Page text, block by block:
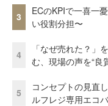
3
ECのKPIで一喜一
い役割分担〜
4
「なぜ売れた？」
む、現場の声を“良
5
コンセプトの見直
ルフレジ専用エコ